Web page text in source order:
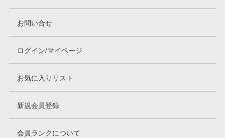
お問い合せ
ログイン/マイページ
お気に入りリスト
新規会員登録
会員ランクについて